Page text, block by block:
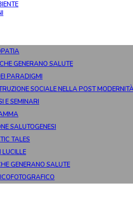
GENERANO SALUTE
PARADIGMI
SOCIALE NELLA POST
E SEMINARI
SALUTOGENESI
TALES
LUCILLE
GENERANO SALUTE